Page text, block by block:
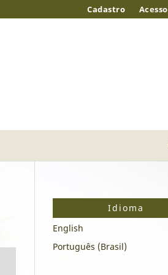
Cadastro Acesso
Idioma
English
Português (Brasil)